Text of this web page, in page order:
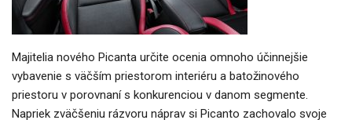
Majitelia nového Picanta určite ocenia omnoho účinnejšie
vybavenie s väčším priestorom interiéru a batožinového
priestoru v porovnaní s konkurenciou v danom segmente.
Napriek zväčšeniu rázvoru náprav si Picanto zachovalo svoje